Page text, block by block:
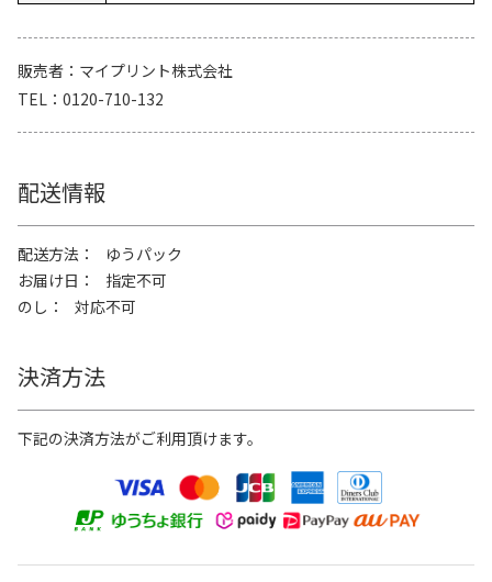
販売者
マイプリント株式会社
TEL
0120-710-132
配送情報
配送方法
ゆうパック
お届け日
指定不可
のし
対応不可
決済方法
下記の決済方法がご利用頂けます。